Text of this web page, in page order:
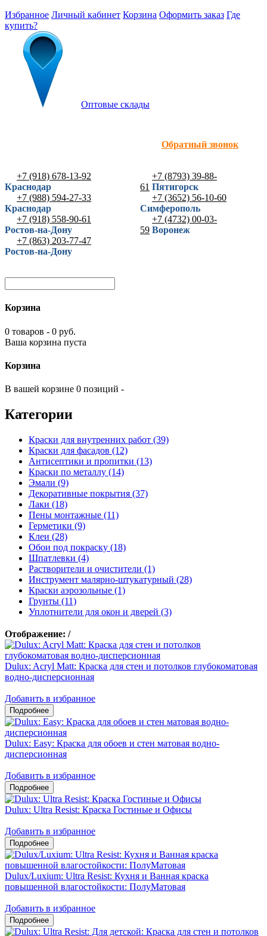
Избранное Личный кабинет Корзина Оформить заказ Где
купить?
Оптовые склады
Обратный звонок
+7 (918) 678-13-92
Краснодар
+7 (988) 594-27-33
Краснодар
+7 (918) 558-90-61
Ростов-на-Дону
+7 (863) 203-77-47
Ростов-на-Дону
+7 (8793) 39-88-
61 Пятигорск
+7 (3652) 56-10-60
Симферополь
+7 (4732) 00-03-
59 Воронеж
Корзина
0 товаров - 0 руб.
Ваша корзина пуста
Корзина
В вашей корзине 0 позиций -
Категории
Краски для внутренних работ (39)
Краски для фасадов (12)
Антисептики и пропитки (13)
Краски по металлу (14)
Эмали (9)
Декоративные покрытия (37)
Лаки (18)
Пены монтажные (11)
Герметики (9)
Клеи (28)
Обои под покраску (18)
Шпатлевки (4)
Растворители и очистители (1)
Инструмент малярно-штукатурный (28)
Краски аэрозольные (1)
Грунты (11)
Уплотнители для окон и дверей (3)
Отображение: /
Dulux: Acryl Matt: Краска для стен и потолков глубокоматовая
водно-дисперсионная
Добавить в избранное
Dulux: Easy: Краска для обоев и стен матовая водно-
дисперсионная
Добавить в избранное
Dulux: Ultra Resist: Краска Гостиные и Офисы
Добавить в избранное
Dulux/Luxium: Ultra Resist: Кухня и Ванная краска
повышенной влагостойкости: ПолуМатовая
Добавить в избранное